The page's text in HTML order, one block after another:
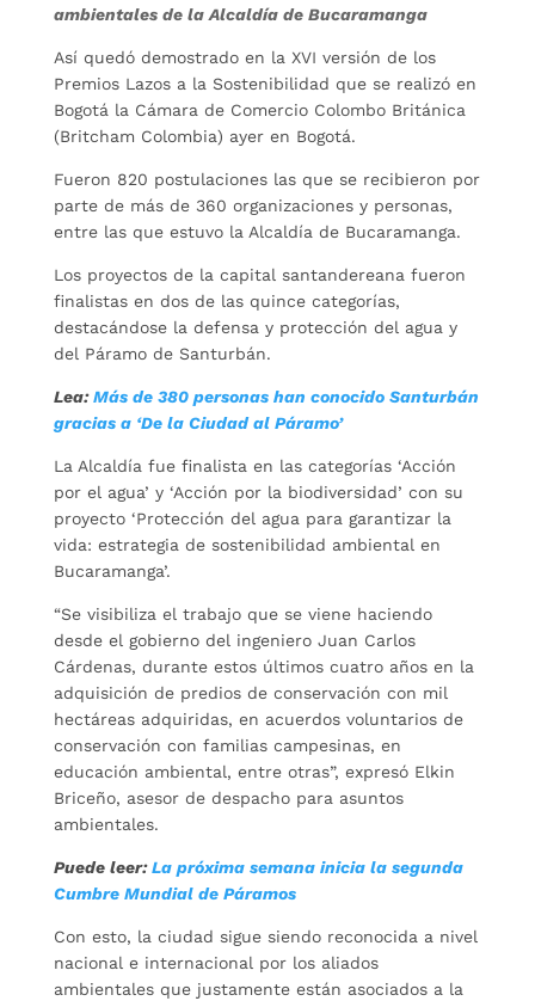
ambientales de la Alcaldía de Bucaramanga
Así quedó demostrado en la XVI versión de los
Premios Lazos a la Sostenibilidad que se realizó en
Bogotá la Cámara de Comercio Colombo Británica
(Britcham Colombia) ayer en Bogotá.
Fueron 820 postulaciones las que se recibieron por
parte de más de 360 organizaciones y personas,
entre las que estuvo la Alcaldía de Bucaramanga.
Los proyectos de la capital santandereana fueron
finalistas en dos de las quince categorías,
destacándose la defensa y protección del agua y
del Páramo de Santurbán.
Lea:Más de 380 personas han conocido Santurbán
gracias a ‘De la Ciudad al Páramo’
La Alcaldía fue finalista en las categorías ‘Acción
por el agua’ y ‘Acción por la biodiversidad’ con su
proyecto ‘Protección del agua para garantizar la
vida: estrategia de sostenibilidad ambiental en
Bucaramanga’.
“Se visibiliza el trabajo que se viene haciendo
desde el gobierno del ingeniero Juan Carlos
Cárdenas, durante estos últimos cuatro años en la
adquisición de predios de conservación con mil
hectáreas adquiridas, en acuerdos voluntarios de
conservación con familias campesinas, en
educación ambiental, entre otras”, expresó Elkin
Briceño, asesor de despacho para asuntos
ambientales.
Puede leer:La próxima semana inicia la segunda
Cumbre Mundial de Páramos
Con esto, la ciudad sigue siendo reconocida a nivel
nacional e internacional por los aliados
ambientales que justamente están asociados a la